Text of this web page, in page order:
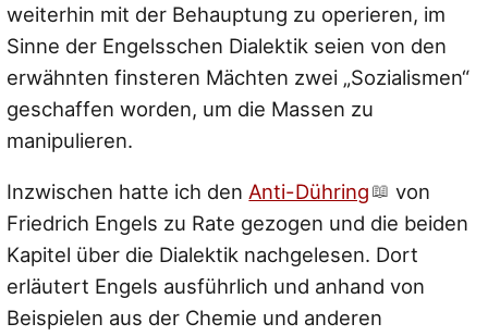
weiterhin mit der Behauptung zu operieren, im
Sinne der Engelsschen Dialektik seien von den
erwähnten finsteren Mächten zwei „Sozialismen“
geschaffen worden, um die Massen zu
manipulieren.
Inzwischen hatte ich denAnti-Dühring
von
Friedrich Engels zu Rate gezogen und die beiden
Kapitel über die Dialektik nachgelesen. Dort
erläutert Engels ausführlich und anhand von
Beispielen aus der Chemie und anderen